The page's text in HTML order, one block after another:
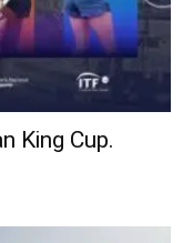
King Cup.